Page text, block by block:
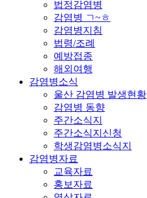
법정감염병
감염병 ㄱ~ㅎ
감염병지침
법령/조례
예방접종
해외여행
감염병소식
울산 감염병 발생현황
감염병 동향
주간소식지
주간소식지신청
학생감염병소식지
감염병자료
교육자료
홍보자료